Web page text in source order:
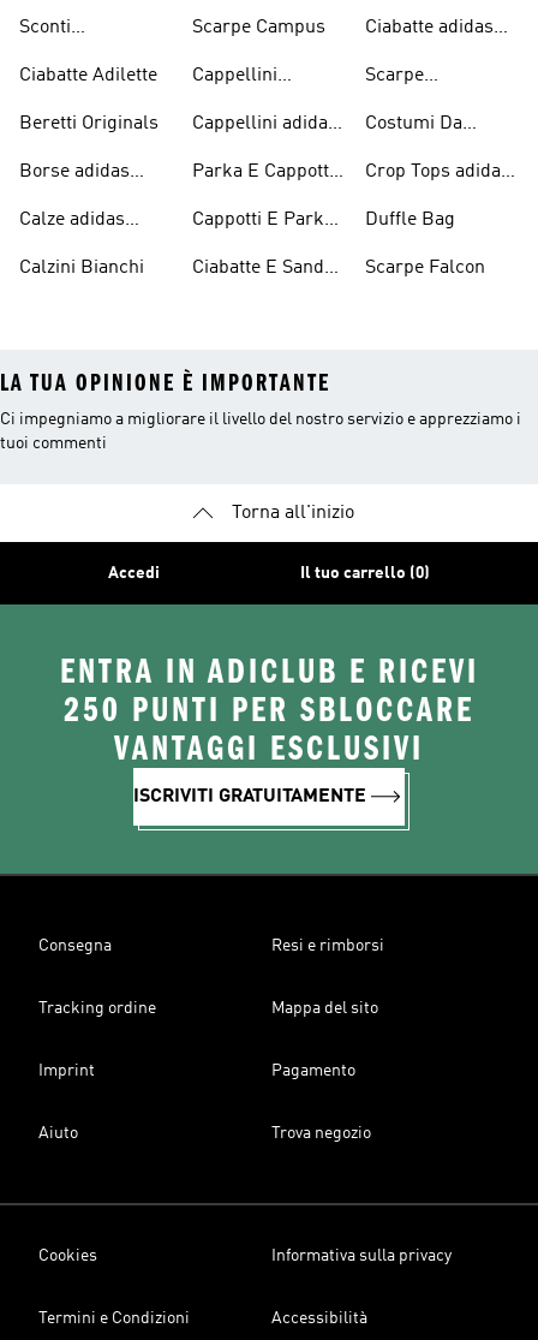
Sconti
adidas Originals
Ciabatte Adilette
Beretti Originals
Borse adidas
Calze adidas
Calzini Bianchi
Scarpe Campus
Cappellini
Cappellini adidas
Parka E Cappotti
Cappotti E Parkas
Ciabatte E Sandali
Ciabatte adidas
Scarpe
Costumi Da
Crop Tops adidas
Duffle Bag
Scarpe Falcon
LA TUA OPINIONE È IMPORTANTE
Ci impegniamo a migliorare il livello del nostro servizio e apprezziamo i
tuoi commenti
Torna all'inizio
Accedi Il tuo carrello (0)
ENTRA IN ADICLUB E RICEVI
250 PUNTI PER SBLOCCARE
VANTAGGI ESCLUSIVI
ISCRIVITI GRATUITAMENTE
Consegna Resi e rimborsi
Tracking ordine Mappa del sito
Imprint Pagamento
Aiuto Trova negozio
Cookies Informativa sulla privacy
Termini e Condizioni Accessibilità